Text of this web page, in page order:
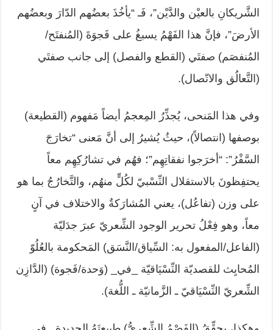
الشَّريكانِ بالعيْن والدَّيْن”، فَـ “يأخُذَ بعضُهم الدّارَ وبعضُهم
الأرضَ”، فإنَّ هذا الفَهْمُ يسبغُ على فَجوَةَ (المُنفتَح/
المُنفصَم) صفتَي (القطع والفصل) إلى جانب صفتَي
(التَّعالُق والاتّصال).
وفي هذا المَنحى، يُجذِّرُ المِعجمُ أيضاً مَفهوم (القطيعة)
بوصفها (انتصالاً)، حيثُ يُشيرُ إلى أنَّ مَعنى “تخارَجَ
السَّفْرُ”: “أخرَجوا نفقاتِهِم”؛ فهُم في تشارُكِهِم معاً
يحتفِظونَ بالاستقلال النِّسْبيّ لكُلٍّ منهُم، والتَّخارُجُ بما هو
على وزن (تفاعُل)، يعني المُشارَكةٌ والاختلاف في آنٍ
معاً، وهو فِعْلُ تحرير الوجود الشِّعريّ عبرَ جدَليّة
(الفاعل/المفعول به: السِّياق/النَّسَق) المَحكومة بالعُلُوّ
المُحايِث للقصديّة النِّسْيَاقيّة _في_ (وَحدة/فَجوة) (الدَّازِن
الشِّعريّ النِّسْيَاقيّ ـ الزَّمانيّة ـ اللُّغة).